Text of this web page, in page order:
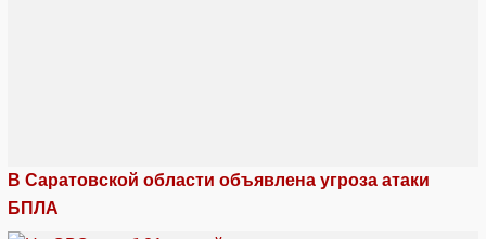
В Саратовской области объявлена угроза атаки
БПЛА